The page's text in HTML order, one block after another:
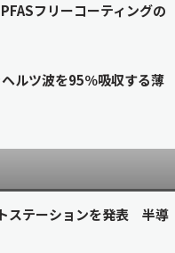
フリーコーティングの
ルツ波を95％吸収する薄
ステーションを発表 半導